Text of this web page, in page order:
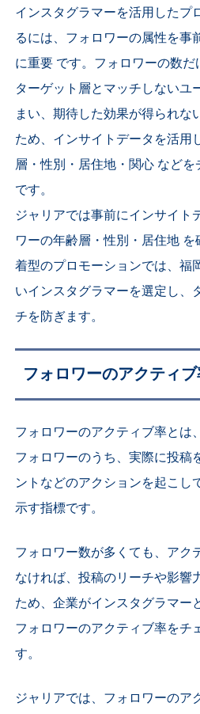
インスタグラマーを活用したプ
るには、フォロワーの属性を事
に重要 です。フォロワーの数だ
ターゲット層とマッチしないユ
まい、期待した効果が得られな
ため、インサイトデータを活用
層・性別・居住地・関心 など
です。
ジャリアでは事前にインサイト
ワーの年齢層・性別・居住地
着型のプロモーションでは、福
いインスタグラマーを選定し、
チを防ぎます。
フォロワーのアクティ
フォロワーのアクティブ率とは
フォロワーのうち、実際に投稿
ントなどのアクションを起こし
示す指標です。
フォロワー数が多くても、アク
なければ、投稿のリーチや影響
ため、企業がインスタグラマー
フォロワーのアクティブ率をチ
す。
ジャリアでは、フォロワーのア